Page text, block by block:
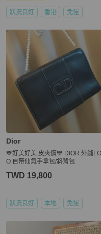
狀況良好 香港 免運
Dior
💙好美好美 皮夾價💙 DIOR 外縫
O 自帶仙氣手拿包/斜背包
TWD 19,800
狀況良好 本地 免運